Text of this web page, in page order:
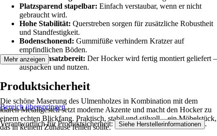
Platzsparend stapelbar: Einfach verstaubar, wenn er nicht
gebraucht wird.
Hohe Stabilität: Querstreben sorgen für zusätzliche Robustheit
und Standfestigkeit.
Bodenschonend: Gummifüße verhindern Kratzer auf
empfindlichen Böden.
Sofort einsatzbereit: Der Hocker wird fertig montiert geliefert –
auspacken und nutzen.
Die schöne Maserung des Ulmenholzes in Kombination mit dem
klaren Metallgestell setzt moderne Akzente und macht den Hocker zu
einem echten Blickfang. Praktisch, stabil und stilvoll – ein Möbelstück,
das in keinem Zuhause fehlen sollte.
Mehr anzeigen
Produktsicherheit
Bereich überspringen
Verantwortlich für Produktsicherheit: Siehe Herstellerinformationen .